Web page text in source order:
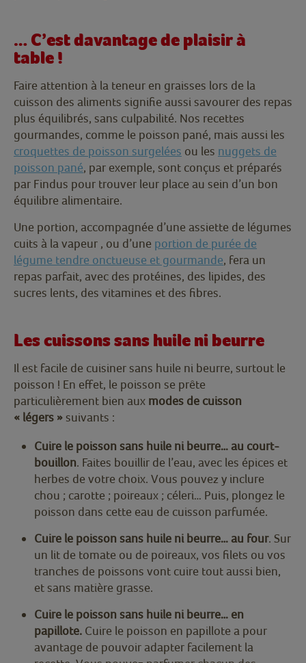
… C’est davantage de plaisir à
table !
Faire attention à la teneur en graisses lors de la
cuisson des aliments signifie aussi savourer des repas
plus équilibrés, sans culpabilité. Nos recettes
gourmandes, comme le poisson pané, mais aussi les
croquettes de poisson surgelées ou les nuggets de
poisson pané, par exemple, sont conçus et préparés
par Findus pour trouver leur place au sein d’un bon
équilibre alimentaire.
Une portion, accompagnée d’une assiette de légumes
cuits à la vapeur , ou d’une portion de purée de
légume tendre onctueuse et gourmande, fera un
repas parfait, avec des protéines, des lipides, des
sucres lents, des vitamines et des fibres.
Les cuissons sans huile ni beurre
Il est facile de cuisiner sans huile ni beurre, surtout le
poisson ! En effet, le poisson se prête
particulièrement bien aux modes de cuisson
« légers » suivants :
Cuire le poisson sans huile ni beurre… au court-
bouillon. Faites bouillir de l’eau, avec les épices et
herbes de votre choix. Vous pouvez y inclure
chou ; carotte ; poireaux ; céleri… Puis, plongez le
poisson dans cette eau de cuisson parfumée.
Cuire le poisson sans huile ni beurre… au four. Sur
un lit de tomate ou de poireaux, vos filets ou vos
tranches de poissons vont cuire tout aussi bien,
et sans matière grasse.
Cuire le poisson sans huile ni beurre… en
papillote. Cuire le poisson en papillote a pour
avantage de pouvoir adapter facilement la